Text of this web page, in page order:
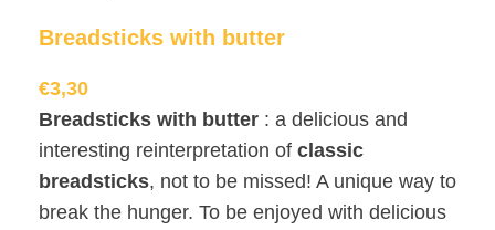
Breadsticks with butter
€3,30
Breadsticks with butter : a delicious and
interesting reinterpretation of classic
breadsticks, not to be missed! A unique way to
break the hunger. To be enjoyed with delicious